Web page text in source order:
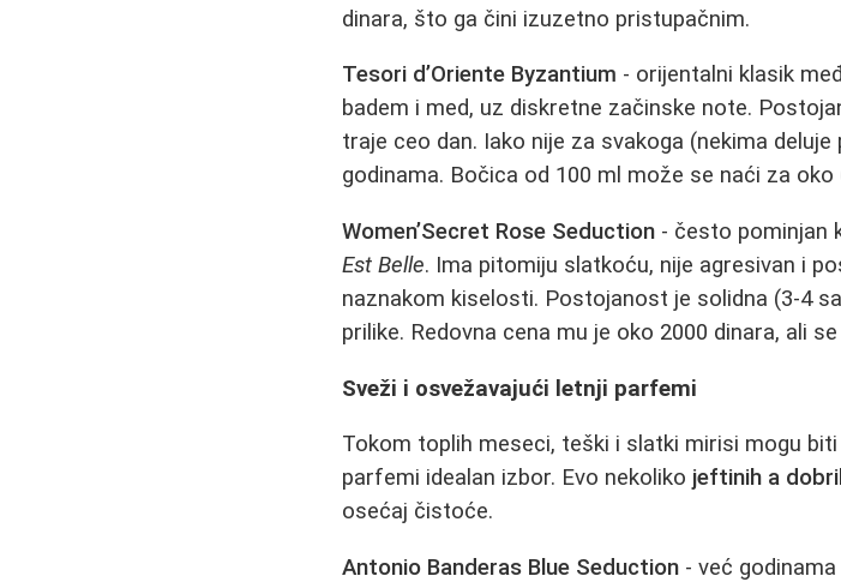
dinara, što ga čini izuzetno pristupačnim.
Tesori d’Oriente Byzantium - orijentalni klasik
badem i med, uz diskretne začinske note.
traje ceo dan. Iako nije za svakoga (nekima
godinama. Bočica od 100 ml može se naći za oko
Women’Secret Rose Seduction - često pominjan
Est Belle. Ima pitomiju slatkoću, nije agresivan i
naznakom kiselosti. Postojanost je solidna (3-4
prilike. Redovna cena mu je oko 2000 dinara, ali
Sveži i osvežavajući letnji parfemi
Tokom toplih meseci, teški i slatki mirisi mogu
parfemi idealan izbor. Evo nekoliko jeftinih a
osećaj čistoće.
Antonio Banderas Blue Seduction - već